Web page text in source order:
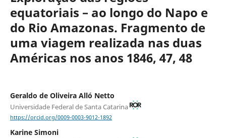
equatoriais – ao longo do Napo e
do Rio Amazonas. Fragmento de
uma viagem realizada nas duas
Américas nos anos 1846, 47, 48
Geraldo de Oliveira Alló Netto
Universidade Federal de Santa Catarina
https://orcid.org/0009-0003-9012-1892
Karine Simoni